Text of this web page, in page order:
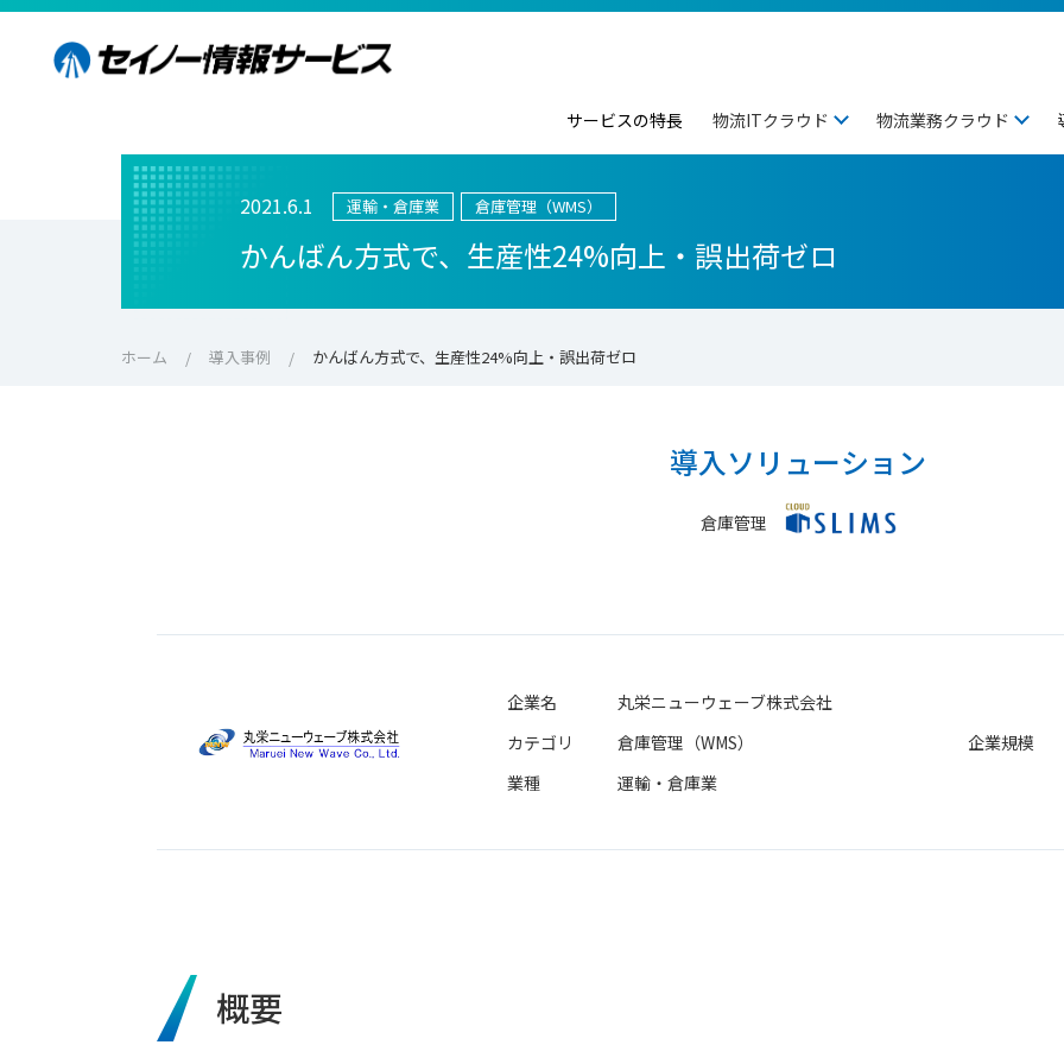
サービスの特長 物流ITクラウド 物流業務クラウド
2021.6.1 運輸・倉庫業 倉庫管理（WMS）
かんばん方式で、生産性24%向上・誤出荷ゼロ
ホーム 導入事例 かんばん方式で、生産性24%向上・誤出荷ゼロ
導入ソリューション
倉庫管理
企業名
丸栄ニューウェーブ株式会社
カテゴリ
倉庫管理（WMS）
企業規模
業種
運輸・倉庫業
概要